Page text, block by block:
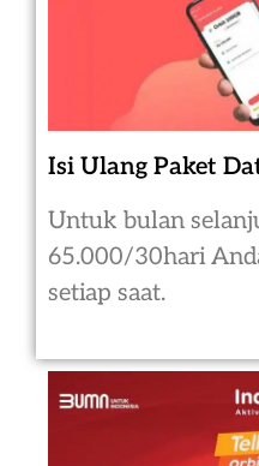
Isi Ulang Paket
Untuk bulan
65.000/30hari
setiap saat.